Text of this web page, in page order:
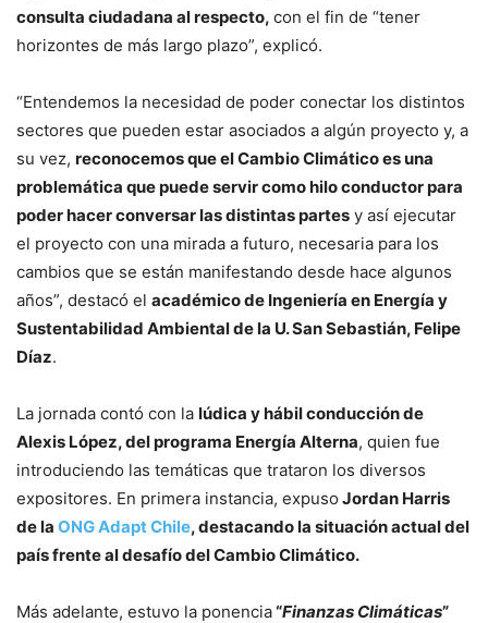
consulta ciudadana al respecto, con el fin de “tener
horizontes de más largo plazo”, explicó.
“Entendemos la necesidad de poder conectar los distintos
sectores que pueden estar asociados a algún proyecto y, a
su vez, reconocemos que el Cambio Climático es una
problemática que puede servir como hilo conductor para
poder hacer conversar las distintas partes y así ejecutar
el proyecto con una mirada a futuro, necesaria para los
cambios que se están manifestando desde hace algunos
años”, destacó el académico de Ingeniería en Energía y
Sustentabilidad Ambiental de la U. San Sebastián, Felipe
Díaz.
La jornada contó con la lúdica y hábil conducción de
Alexis López, del programa Energía Alterna, quien fue
introduciendo las temáticas que trataron los diversos
expositores. En primera instancia, expuso Jordan Harris
de la ONG Adapt Chile, destacando la situación actual del
país frente al desafío del Cambio Climático.
Más adelante, estuvo la ponencia“Finanzas Climáticas”